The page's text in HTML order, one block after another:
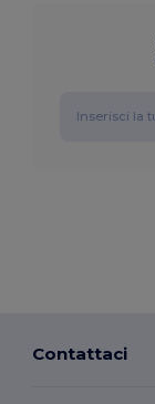
Contattaci